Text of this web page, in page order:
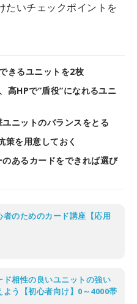
たいチェックポイントを
きるユニットを2枚
高HPで”盾役”になれるユニ
ニットのバランスをとる
策を用意しておく
あるカードをできれば選び
者のためのカード講座【応用
ド相性の良いユニットの強い
よう【初心者向け】0～4000帯